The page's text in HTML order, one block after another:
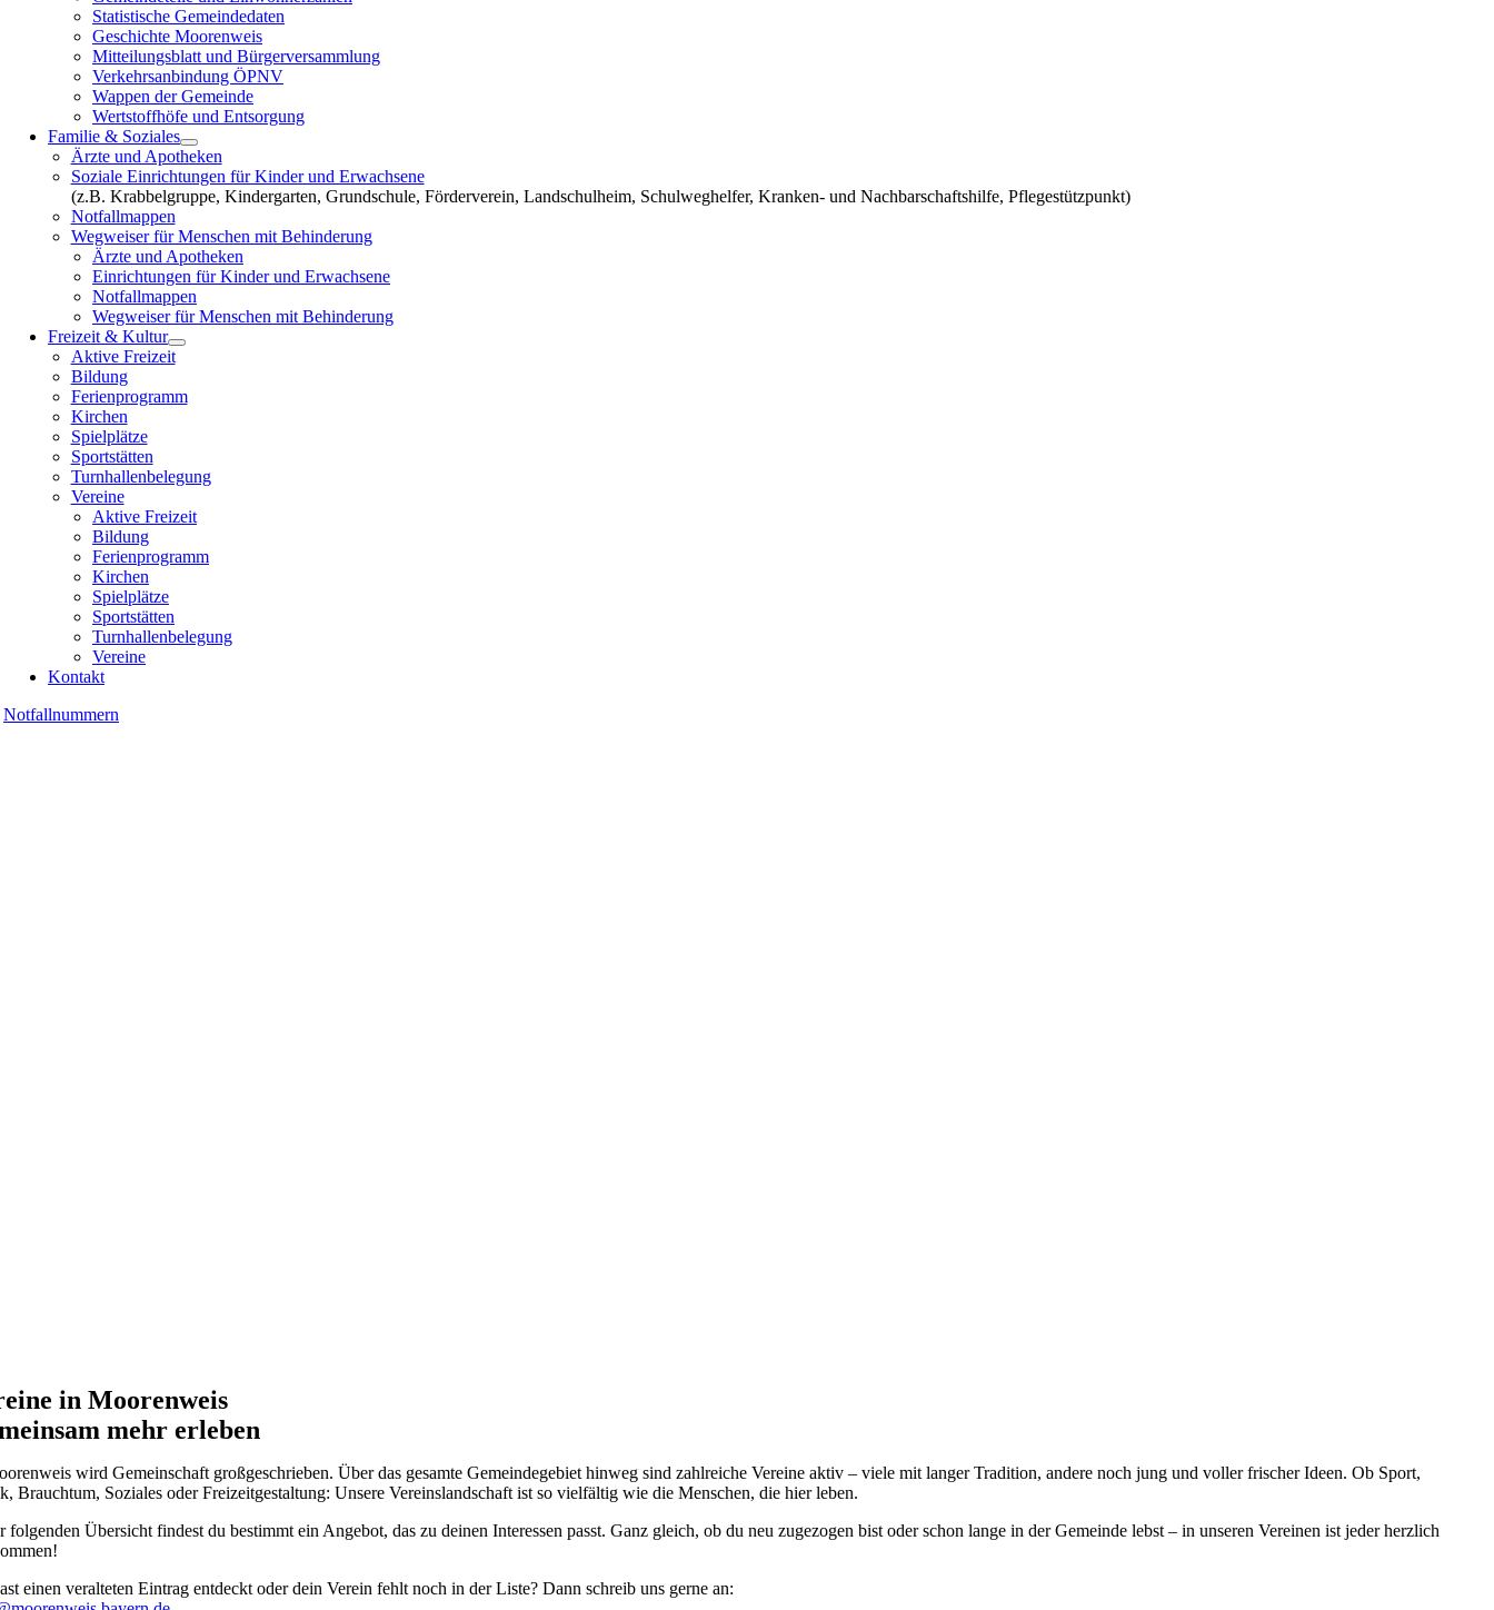
Statistische Gemeindedaten
Geschichte Moorenweis
Mitteilungsblatt und Bürgerversammlung
Verkehrsanbindung ÖPNV
Wappen der Gemeinde
Wertstoffhöfe und Entsorgung
Familie & Soziales
Ärzte und Apotheken
Soziale Einrichtungen für Kinder und Erwachsene
(z.B. Krabbelgruppe, Kindergarten, Grundschule, Förderverein, Landschulheim, Schulweghelfer, Kranken- und Nachbarschaftshilfe, Pflegestützpunkt)
Notfallmappen
Wegweiser für Menschen mit Behinderung
Ärzte und Apotheken
Einrichtungen für Kinder und Erwachsene
Notfallmappen
Wegweiser für Menschen mit Behinderung
Freizeit & Kultur
Aktive Freizeit
Bildung
Ferienprogramm
Kirchen
Spielplätze
Sportstätten
Turnhallenbelegung
Vereine
Aktive Freizeit
Bildung
Ferienprogramm
Kirchen
Spielplätze
Sportstätten
Turnhallenbelegung
Vereine
Kontakt
Notfallnummern
in Moorenweis
mehr erleben
wird Gemeinschaft großgeschrieben. Über das gesamte Gemeindegebiet hinweg sind zahlreiche Vereine aktiv – viele mit langer Tradition, andere noch jung und voller frischer Ideen. Ob Sport,
Brauchtum, Soziales oder Freizeitgestaltung: Unsere Vereinslandschaft ist so vielfältig wie die Menschen, die hier leben.
folgenden Übersicht findest du bestimmt ein Angebot, das zu deinen Interessen passt. Ganz gleich, ob du neu zugezogen bist oder schon lange in der Gemeinde lebst – in unseren Vereinen ist jeder herzlich
einen veralteten Eintrag entdeckt oder dein Verein fehlt noch in der Liste? Dann schreib uns gerne an: